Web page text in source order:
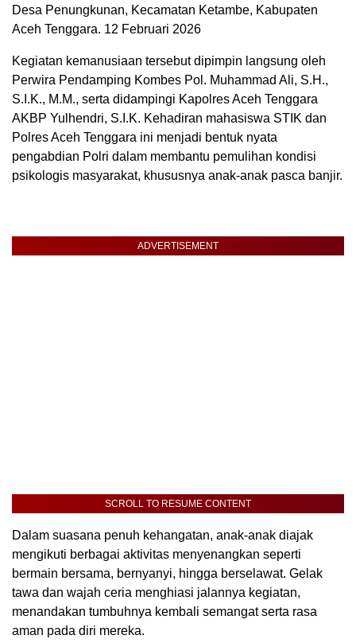
Desa Penungkunan, Kecamatan Ketambe, Kabupaten
Aceh Tenggara. 12 Februari 2026
Kegiatan kemanusiaan tersebut dipimpin langsung oleh
Perwira Pendamping Kombes Pol. Muhammad Ali, S.H.,
S.I.K., M.M., serta didampingi Kapolres Aceh Tenggara
AKBP Yulhendri, S.I.K. Kehadiran mahasiswa STIK dan
Polres Aceh Tenggara ini menjadi bentuk nyata
pengabdian Polri dalam membantu pemulihan kondisi
psikologis masyarakat, khususnya anak-anak pasca banjir.
ADVERTISEMENT
SCROLL TO RESUME CONTENT
Dalam suasana penuh kehangatan, anak-anak diajak
mengikuti berbagai aktivitas menyenangkan seperti
bermain bersama, bernyanyi, hingga berselawat. Gelak
tawa dan wajah ceria menghiasi jalannya kegiatan,
menandakan tumbuhnya kembali semangat serta rasa
aman pada diri mereka.